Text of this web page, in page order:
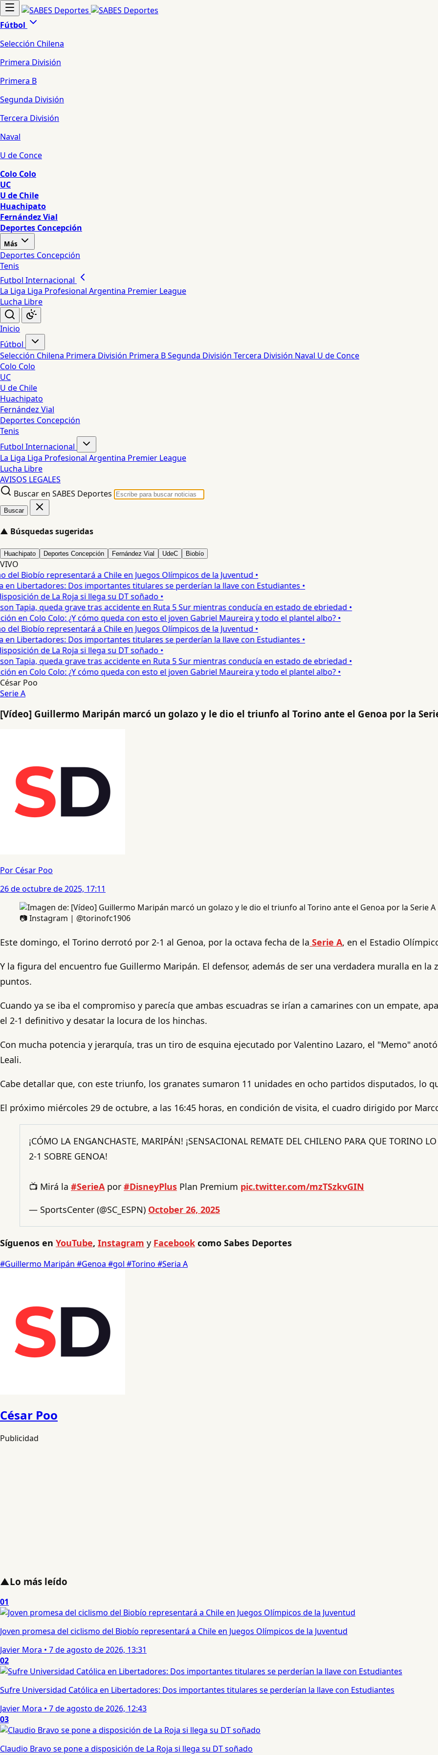
Fútbol
Selección Chilena
Primera División
Primera B
Segunda División
Tercera División
Naval
U de Conce
Colo Colo
UC
U de Chile
Huachipato
Fernández Vial
Deportes Concepción
Más
Deportes Concepción
Tenis
Futbol Internacional
La Liga Liga Profesional Argentina Premier League
Lucha Libre
Inicio
Fútbol
Selección Chilena Primera División Primera BSegunda División Tercera División Naval U de Conce
Colo Colo
UC
U de Chile
Huachipato
Fernández Vial
Deportes Concepción
Tenis
Futbol Internacional
La Liga Liga Profesional Argentina Premier League
Lucha Libre
AVISOS LEGALES
Buscar en SABES Deportes
Buscar
▲ Búsquedas sugeridas
Huachipato Deportes Concepción Fernández Vial UdeC Biobío
VIVO
Biobío representará a Chile en Juegos Olímpicos de la Juventud •
Libertadores: Dos importantes titulares se perderían la llave con Estudiantes •
de La Roja si llega su DT soñado •
Tapia, queda grave tras accidente en Ruta 5 Sur mientras conducía en estado de ebriedad •
en Colo Colo: ¿Y cómo queda con esto el joven Gabriel Maureira y todo el plantel albo? •
Biobío representará a Chile en Juegos Olímpicos de la Juventud •
Libertadores: Dos importantes titulares se perderían la llave con Estudiantes •
de La Roja si llega su DT soñado •
Tapia, queda grave tras accidente en Ruta 5 Sur mientras conducía en estado de ebriedad •
en Colo Colo: ¿Y cómo queda con esto el joven Gabriel Maureira y todo el plantel albo? •
César Poo
Serie A
[Vídeo] Guillermo Maripán marcó un golazo y le dio el triunfo al Torino ante el Genoa por la
Por César Poo
26 de octubre de 2025, 17:11
📷 Instagram | @torinofc1906
Este domingo, el Torino derrotó por 2-1 al Genoa, por la octava fecha de la Serie A, en el Estadio
Y la figura del encuentro fue Guillermo Maripán. El defensor, además de ser una verdadera muralla en
puntos.
Cuando ya se iba el compromiso y parecía que ambas escuadras se irían a camarines con un empate,
el 2-1 definitivo y desatar la locura de los hinchas.
Con mucha potencia y jerarquía, tras un tiro de esquina ejecutado por Valentino Lazaro, el "Memo"
Leali.
Cabe detallar que, con este triunfo, los granates sumaron 11 unidades en ocho partidos disputados, lo
El próximo miércoles 29 de octubre, a las 16:45 horas, en condición de visita, el cuadro dirigido por
¡CÓMO LA ENGANCHASTE, MARIPÁN! ¡SENSACIONAL REMATE DEL CHILENO PARA QUE TORINO
2-1 SOBRE GENOA!
📺 Mirá la #SerieApor #DisneyPlus Plan Premium pic.twitter.com/mzTSzkvGIN
— SportsCenter (@SC_ESPN) October 26, 2025
Síguenos en YouTube, Instagram y Facebook como Sabes Deportes
#Guillermo Maripán #Genoa #gol #Torino #Seria A
César Poo
Publicidad
▲Lo más leído
01
Joven promesa del ciclismo del Biobío representará a Chile en Juegos Olímpicos de la Juventud
Javier Mora • 7 de agosto de 2026, 13:31
02
Sufre Universidad Católica en Libertadores: Dos importantes titulares se perderían la llave con Estudiantes
Javier Mora • 7 de agosto de 2026, 12:43
03
Claudio Bravo se pone a disposición de La Roja si llega su DT soñado